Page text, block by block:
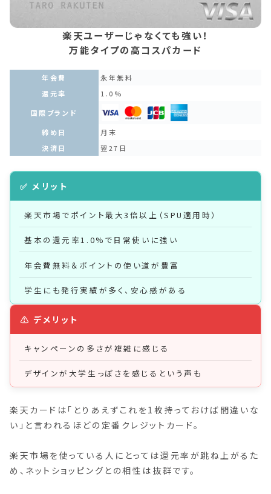
楽天ユーザーじゃなくても強い！
万能タイプの高コスパカード
年会費
永年無料
還元率
1.0%
国際ブランド
締め日
月末
決済日
翌27日
楽天市場でポイント最大3倍以上（SPU適用時）
基本の還元率1.0%で日常使いに強い
年会費無料＆ポイントの使い道が豊富
学生にも発行実績が多く、安心感がある
キャンペーンの多さが複雑に感じる
デザインが大学生っぽさを感じるという声も
楽天カードは「とりあえずこれを1枚持っておけば間違いな
い」と言われるほどの定番クレジットカード。
楽天市場を使っている人にとっては還元率が跳ね上がるた
め、ネットショッピングとの相性は抜群です。